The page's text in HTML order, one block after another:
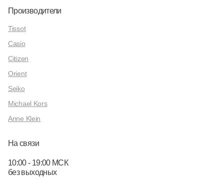
Производители
Tissot
Casio
Citizen
Orient
Seiko
Michael Kors
Anne Klein
На связи
10:00 - 19:00 МСК
без выходных